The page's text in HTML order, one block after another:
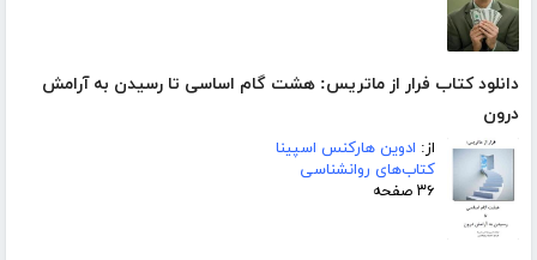
دانلود کتاب فرار از ماتریس: هشت گام اساسی تا رسیدن به آرامش
درون
از: ادوین هارکنس اسپینا
کتاب‌های روانشناسی
۳۶ صفحه